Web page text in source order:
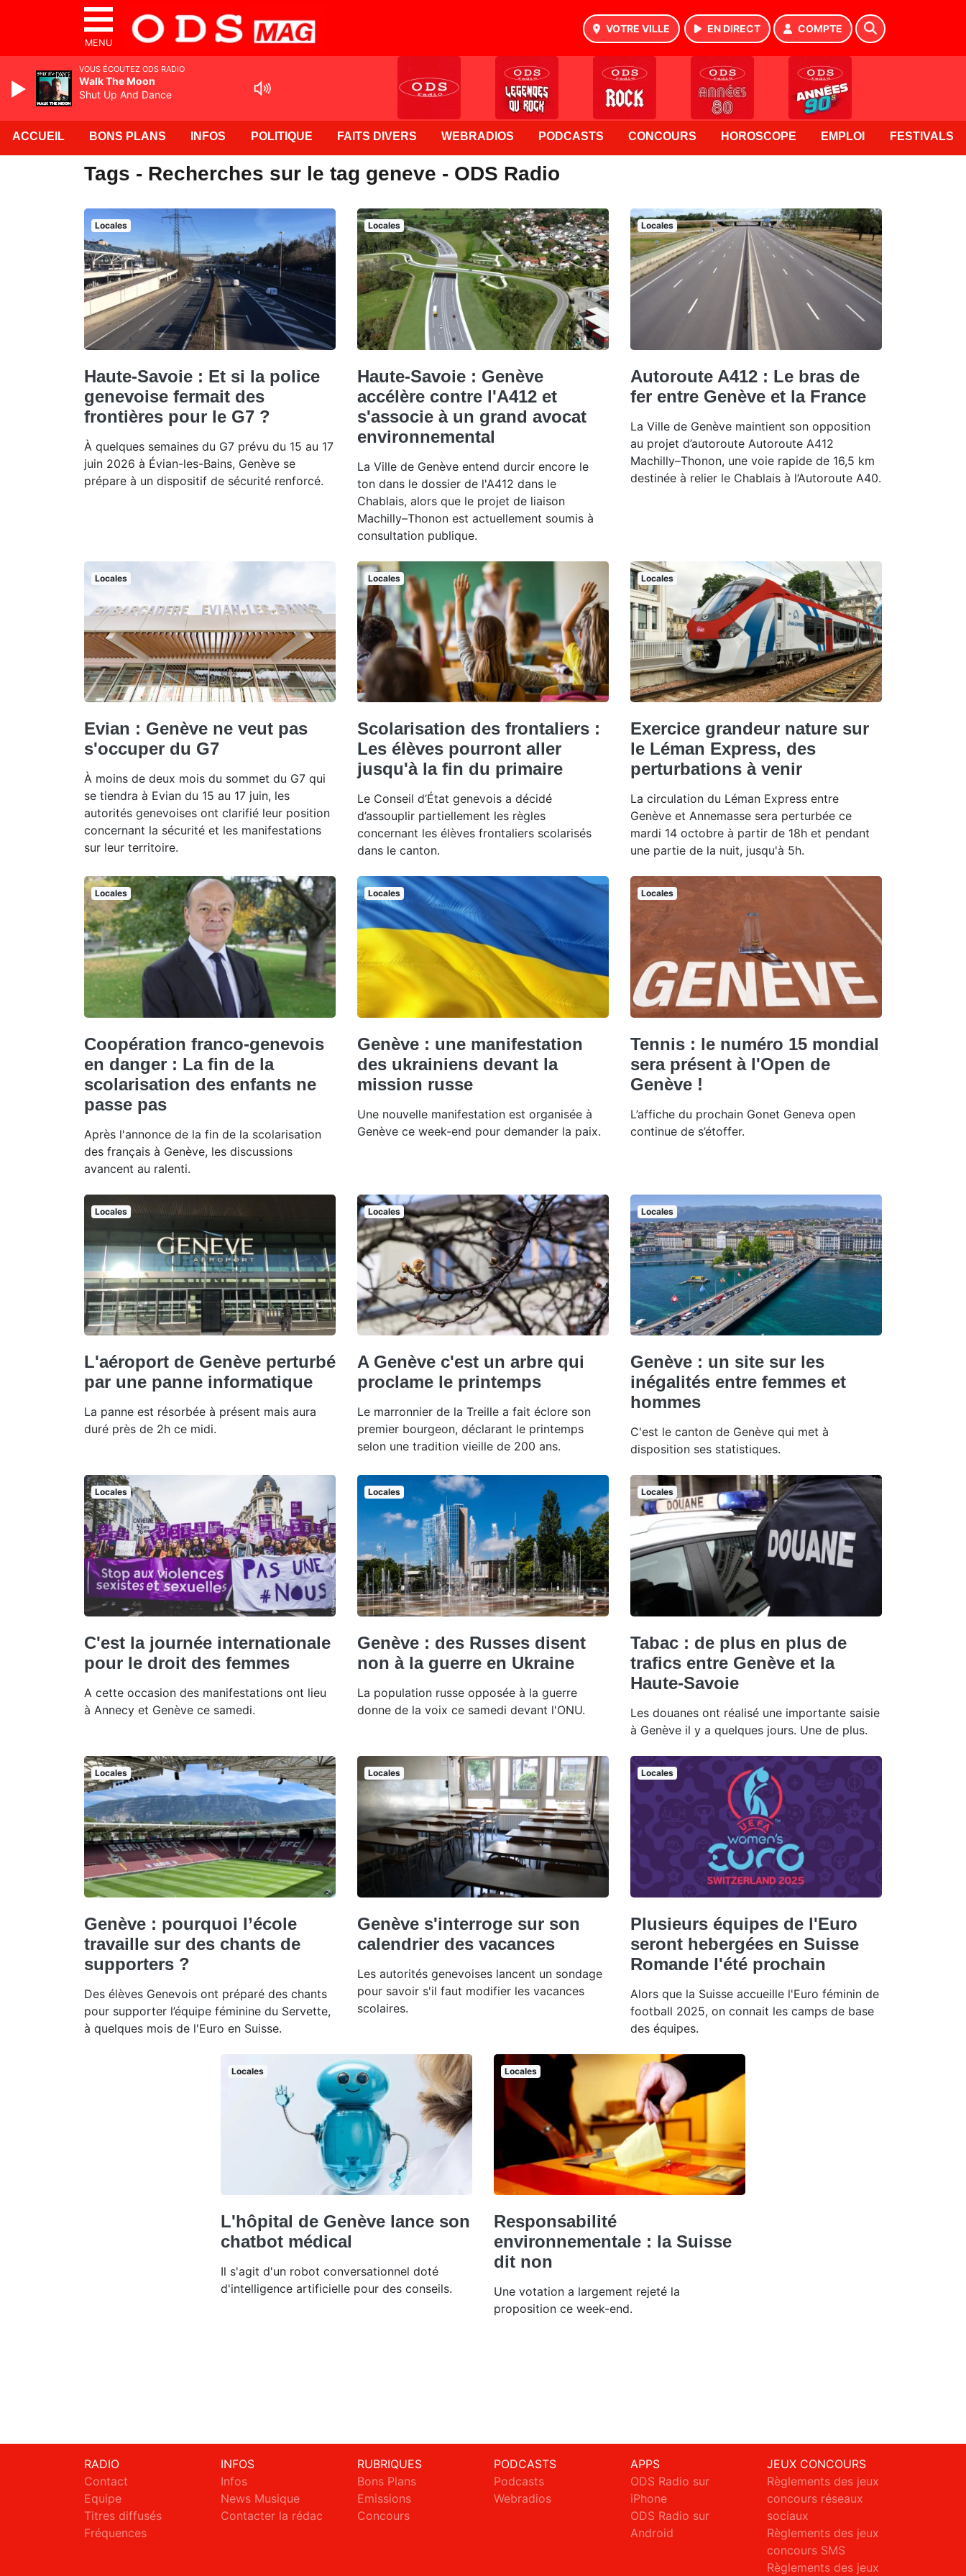
MENU
VOTRE VILLE EN DIRECT COMPTE
ACCUEIL BONS PLANS INFOS POLITIQUE FAITS DIVERS WEBRADIOS PODCASTS CONCOURS HOROSCOPE EMPLOI FESTIVALS
Tags - Recherches sur le tag geneve - ODS Radio
Locales
Haute-Savoie : Et si la police
genevoise fermait des
frontières pour le G7 ?
À quelques semaines du G7 prévu du 15 au 17
juin 2026 à Évian-les-Bains, Genève se
prépare à un dispositif de sécurité renforcé.
Locales
Haute-Savoie : Genève
accélère contre l'A412 et
s'associe à un grand avocat
environnemental
La Ville de Genève entend durcir encore le
ton dans le dossier de l'A412 dans le
Chablais, alors que le projet de liaison
Machilly–Thonon est actuellement soumis à
consultation publique.
Locales
Autoroute A412 : Le bras de
fer entre Genève et la France
La Ville de Genève maintient son opposition
au projet d’autoroute Autoroute A412
Machilly–Thonon, une voie rapide de 16,5 km
destinée à relier le Chablais à l’Autoroute A40.
Locales
Evian : Genève ne veut pas
s'occuper du G7
À moins de deux mois du sommet du G7 qui
se tiendra à Evian du 15 au 17 juin, les
autorités genevoises ont clarifié leur position
concernant la sécurité et les manifestations
sur leur territoire.
Locales
Scolarisation des frontaliers :
Les élèves pourront aller
jusqu'à la fin du primaire
Le Conseil d’État genevois a décidé
d’assouplir partiellement les règles
concernant les élèves frontaliers scolarisés
dans le canton.
Locales
Exercice grandeur nature sur
le Léman Express, des
perturbations à venir
La circulation du Léman Express entre
Genève et Annemasse sera perturbée ce
mardi 14 octobre à partir de 18h et pendant
une partie de la nuit, jusqu'à 5h.
Locales
Coopération franco-genevois
en danger : La fin de la
scolarisation des enfants ne
passe pas
Après l'annonce de la fin de la scolarisation
des français à Genève, les discussions
avancent au ralenti.
Locales
Genève : une manifestation
des ukrainiens devant la
mission russe
Une nouvelle manifestation est organisée à
Genève ce week-end pour demander la paix.
Locales
Tennis : le numéro 15 mondial
sera présent à l'Open de
Genève !
L’affiche du prochain Gonet Geneva open
continue de s’étoffer.
Locales
L'aéroport de Genève perturbé
par une panne informatique
La panne est résorbée à présent mais aura
duré près de 2h ce midi.
Locales
A Genève c'est un arbre qui
proclame le printemps
Le marronnier de la Treille a fait éclore son
premier bourgeon, déclarant le printemps
selon une tradition vieille de 200 ans.
Locales
Genève : un site sur les
inégalités entre femmes et
hommes
C'est le canton de Genève qui met à
disposition ses statistiques.
Locales
C'est la journée internationale
pour le droit des femmes
A cette occasion des manifestations ont lieu
à Annecy et Genève ce samedi.
Locales
Genève : des Russes disent
non à la guerre en Ukraine
La population russe opposée à la guerre
donne de la voix ce samedi devant l'ONU.
Locales
Tabac : de plus en plus de
trafics entre Genève et la
Haute-Savoie
Les douanes ont réalisé une importante saisie
à Genève il y a quelques jours. Une de plus.
Locales
Genève : pourquoi l’école
travaille sur des chants de
supporters ?
Des élèves Genevois ont préparé des chants
pour supporter l’équipe féminine du Servette,
à quelques mois de l'Euro en Suisse.
Locales
Genève s'interroge sur son
calendrier des vacances
Les autorités genevoises lancent un sondage
pour savoir s'il faut modifier les vacances
scolaires.
Locales
Plusieurs équipes de l'Euro
seront hebergées en Suisse
Romande l'été prochain
Alors que la Suisse accueille l'Euro féminin de
football 2025, on connait les camps de base
des équipes.
Locales
L'hôpital de Genève lance son
chatbot médical
Il s'agit d'un robot conversationnel doté
d'intelligence artificielle pour des conseils.
Locales
Responsabilité
environnementale : la Suisse
dit non
Une votation a largement rejeté la
proposition ce week-end.
RADIO
Contact
Equipe
Titres diffusés
Fréquences
INFOS
Infos
News Musique
Contacter la rédac
RUBRIQUES
Bons Plans
Emissions
Concours
PODCASTS
Podcasts
Webradios
APPS
ODS Radio sur
iPhone
ODS Radio sur
Android
JEUX CONCOURS
Règlements des jeux
concours réseaux
sociaux
Règlements des jeux
concours SMS
Règlements des jeux
VOUS ÉCOUTEZ ODS RADIO
Walk The Moon
Shut Up And Dance